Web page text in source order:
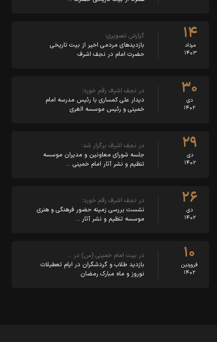
۱۴
مرداد
۱۴۰۳
گزارش تصویری؛
بازدیدهای مردمی اخیر از بیت تاریخی
حضرت امام در نجف اشرف
۳۰
دی
۱۴۰۲
در نجف اشرف رقم خورد؛
دیدار علی کمساری با رئیس مدرسه امام
خمینی و رئیس موسسه الغری
۲۹
دی
۱۴۰۲
در نجف اشرف برگزار شد؛
جلسه شورای معاونین و مدیران موسسه
تنظیم و نشر آثار امام خمینی …
۲۶
دی
۱۴۰۲
در نجف اشرف رقم خورد؛
نشست بررسی زمینه‌ حضور فرهنگی و هنری
موسسه تنظیم و نشر آثار …
۱۰
فروردین
۱۴۰۲
در بیت امام خمینی (س) در …
بازدید طلاب و گردشگران در ایام تعطیلات
نوروز و ماه مبارک رمضان